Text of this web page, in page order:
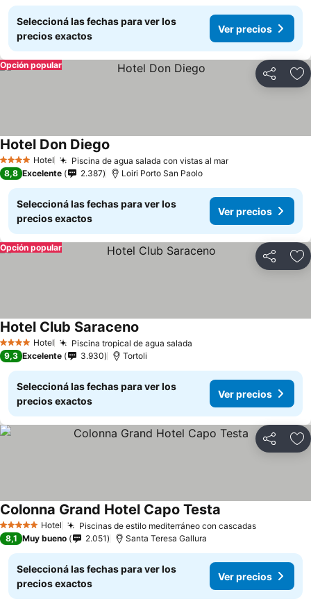
Seleccioná las fechas para ver los
precios exactos
Ver precios
Compartir
Opción popular
4 EstrellasHotel Piscina de agua salada con vistas al mar
Hotel Don Diego
8,8 Excelente 2.387 Loiri Porto San Paolo
Seleccioná las fechas para ver los
precios exactos
Ver precios
Compartir
Opción popular
4 EstrellasHotel Piscina tropical de agua salada
Hotel Club Saraceno
9,3 Excelente 3.930 Tortoli
Seleccioná las fechas para ver los
precios exactos
Ver precios
Compartir
5 Estrellas Hotel Piscinas de estilo mediterráneo con cascadas
Colonna Grand Hotel Capo Testa
8,1 Muy bueno 2.051 Santa Teresa Gallura
Seleccioná las fechas para ver los
precios exactos
Ver precios